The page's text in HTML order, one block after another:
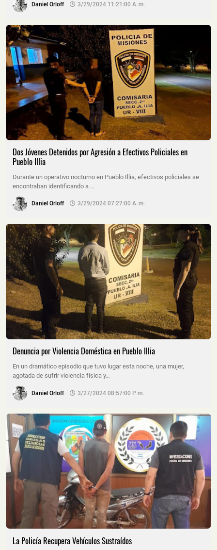
Daniel Orloff 3/29/2024 11:21:00 A. M.
Dos Jóvenes Detenidos por Agresión a Efectivos Policiales en
Pueblo Illia
Durante un operativo nocturno en Pueblo Illia, efectivos policiales se
encontraban identificando a …
Daniel Orloff 3/29/2024 07:27:00 A. M.
Denuncia por Violencia Doméstica en Pueblo Illia
En un dramático episodio que tuvo lugar esta noche, una mujer,
agotada de sufrir violencia física y…
Daniel Orloff 3/27/2024 08:57:00 P. M.
La Policía Recupera Vehículos Sustraídos